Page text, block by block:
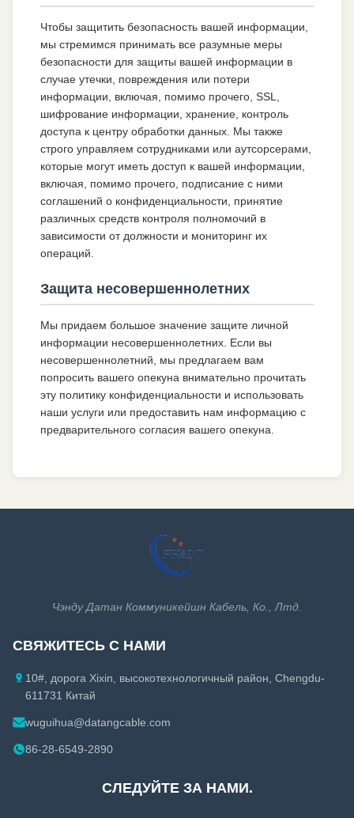
Чтобы защитить безопасность вашей информации,
мы стремимся принимать все разумные меры
безопасности для защиты вашей информации в
случае утечки, повреждения или потери
информации, включая, помимо прочего, SSL,
шифрование информации, хранение, контроль
доступа к центру обработки данных. Мы также
строго управляем сотрудниками или аутсорсерами,
которые могут иметь доступ к вашей информации,
включая, помимо прочего, подписание с ними
соглашений о конфиденциальности, принятие
различных средств контроля полномочий в
зависимости от должности и мониторинг их
операций.
Защита несовершеннолетних
Мы придаем большое значение защите личной
информации несовершеннолетних. Если вы
несовершеннолетний, мы предлагаем вам
попросить вашего опекуна внимательно прочитать
эту политику конфиденциальности и использовать
наши услуги или предоставить нам информацию с
предварительного согласия вашего опекуна.
Чэнду Датан Коммуникейшн Кабель, Ко., Лтд.
СВЯЖИТЕСЬ С НАМИ
10#, дорога Xixin, высокотехнологичный район, Chengdu-
611731 Китай
wuguihua@datangcable.com
86-28-6549-2890
СЛЕДУЙТЕ ЗА НАМИ.